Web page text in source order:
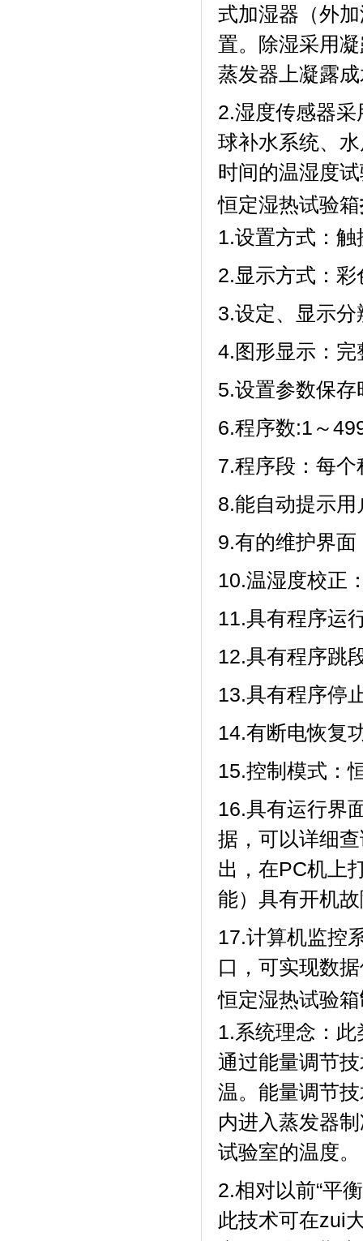
式加湿器（外加
置。除湿采
蒸发器上凝露成
2.湿度传感器采
球补水系统
时间的温湿度试验
恒定湿热试验箱
1.设置方式：触
2.显示方式
3.设定、显
4.图形显示：
5.设置参数保存
6.程序数:1～499
7.程序段：每个
8.能自动提示用户
9.有的维护界面
10.温湿度校正
11.具有程序运行
12.具有程序跳段
13.具有程序停止
14.有断电恢复功能
15.控制模式：恒
16.具有运行界
据，可以详
出，在PC
能）具有开机故
17.计算机监控
口，可实现数
恒定湿热试验箱
1.系统理念
通过能量调节
温。能量调
内进入蒸发器制
试验室的温度。
2.相对以前“平衡
此技术可在zui